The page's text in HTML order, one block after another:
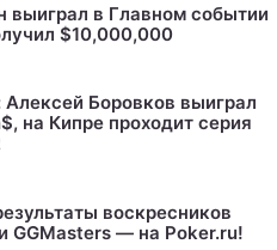
в Главном событии
$10,000,000
Алексей Боровков выиграл
на Кипре проходит серия
воскресников
GGMasters — на Poker.ru!